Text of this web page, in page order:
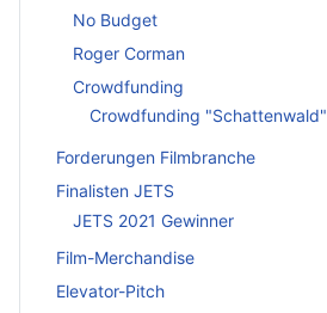
No Budget
Roger Corman
Crowdfunding
Crowdfunding "Schattenwald"
Forderungen Filmbranche
Finalisten JETS
JETS 2021 Gewinner
Film-Merchandise
Elevator-Pitch